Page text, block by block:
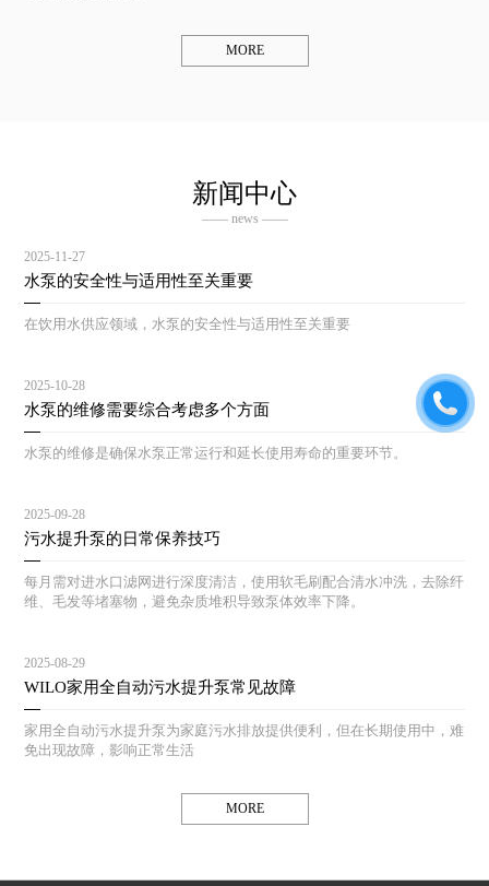
MORE
新闻中心
—— news ——
2025-11-27
水泵的安全性与适用性至关重要
在饮用水供应领域，水泵的安全性与适用性至关重要
2025-10-28
水泵的维修需要综合考虑多个方面
水泵的维修是确保水泵正常运行和延长使用寿命的重要环节。
2025-09-28
污水提升泵的日常保养技巧
每月需对进水口滤网进行深度清洁，使用软毛刷配合清水冲洗，去除纤
维、毛发等堵塞物，避免杂质堆积导致泵体效率下降。
2025-08-29
WILO家用全自动污水提升泵常见故障
家用全自动污水提升泵为家庭污水排放提供便利，但在长期使用中，难
免出现故障，影响正常生活
MORE